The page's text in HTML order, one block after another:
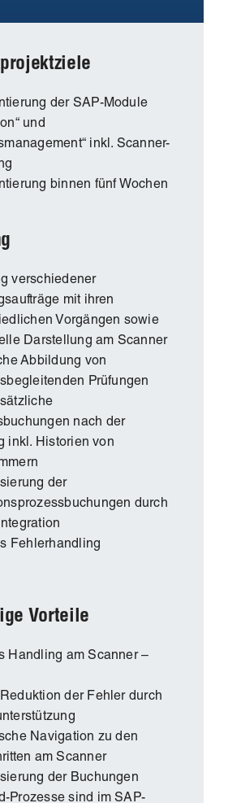
der SAP-Module
und
inkl. Scanner-
binnen fünf Wochen
verschiedener
mit ihren
Vorgängen sowie
Darstellung am Scanner
Abbildung von
Prüfungen
nach der
inkl. Historien von
der
durch
Fehlerhandling
Vorteile
Handling am Scanner –
der Fehler durch
Navigation zu den
am Scanner
der Buchungen
Prozesse sind im SAP-